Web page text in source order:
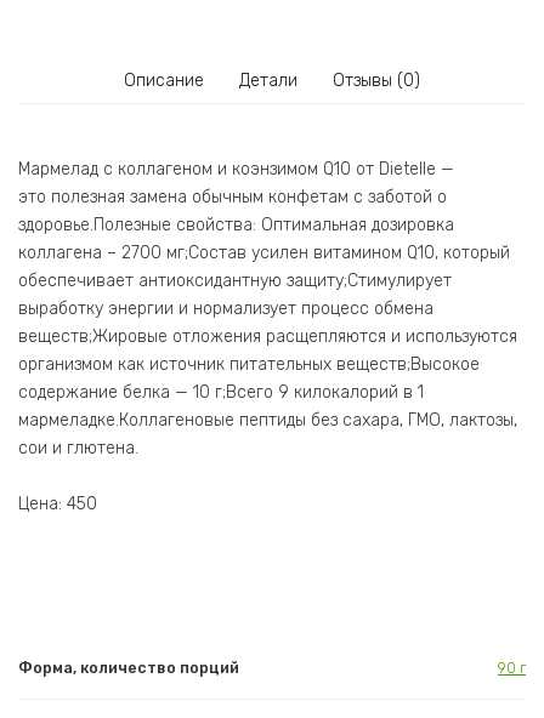
Описание Детали Отзывы (0)
Мармелад с коллагеном и коэнзимом Q10 от Dietelle —
это полезная замена обычным конфетам с заботой о
здоровье.Полезные свойства: Оптимальная дозировка
коллагена – 2700 мг;Состав усилен витамином Q10, который
обеспечивает антиоксидантную защиту;Стимулирует
выработку энергии и нормализует процесс обмена
веществ;Жировые отложения расщепляются и используются
организмом как источник питательных веществ;Высокое
содержание белка — 10 г;Всего 9 килокалорий в 1
мармеладке.Коллагеновые пептиды без сахара, ГМО, лактозы,
сои и глютена.
Цена: 450
Форма, количество порций 90 г